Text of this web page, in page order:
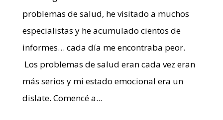
problemas de salud, he visitado a muchos
especialistas y he acumulado cientos de
informes… cada día me encontraba peor.
Los problemas de salud eran cada vez eran
más serios y mi estado emocional era un
dislate. Comencé a...